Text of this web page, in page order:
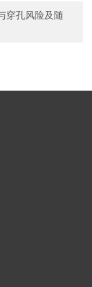
穿孔风险及随